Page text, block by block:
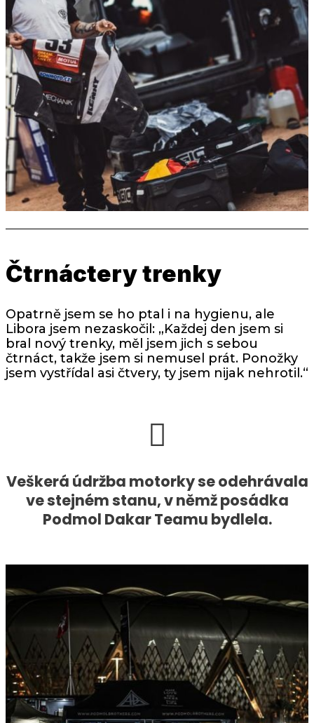
Čtrnáctery trenky
Opatrně jsem se ho ptal i na hygienu, ale
Libora jsem nezaskočil: „Každej den jsem si
bral nový trenky, měl jsem jich s sebou
čtrnáct, takže jsem si nemusel prát. Ponožky
jsem vystřídal asi čtvery, ty jsem nijak nehrotil.“
Veškerá údržba motorky se odehrávala
ve stejném stanu, v němž posádka
Podmol Dakar Teamu bydlela.